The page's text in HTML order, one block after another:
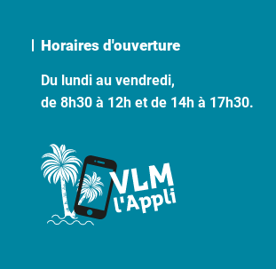
Horaires d'ouverture
Du lundi au vendredi,
de 8h30 à 12h et de 14h à 17h30.